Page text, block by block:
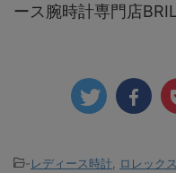
ース腕時計専門店
-レディース時計 ロレックス